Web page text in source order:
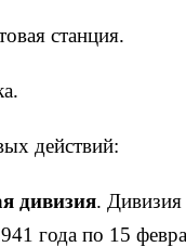
станция.
действий:
дивизия. Дивизия
года по 15